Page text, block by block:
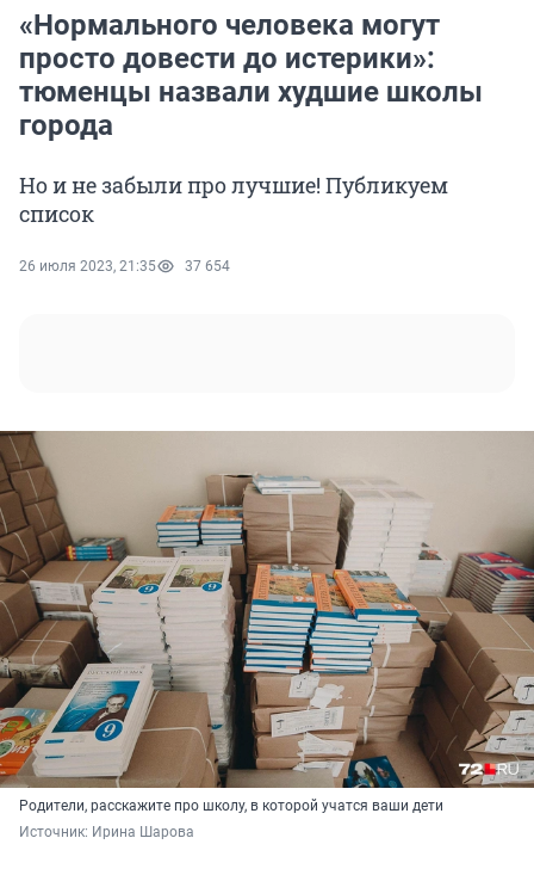
«Нормального человека могут
просто довести до истерики»:
тюменцы назвали худшие школы
города
Но и не забыли про лучшие! Публикуем
список
26 июля 2023, 21:35 37 654
Родители, расскажите про школу, в которой учатся ваши дети
Источник: Ирина Шарова